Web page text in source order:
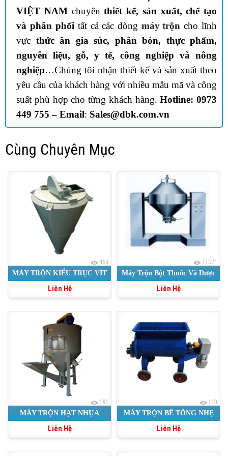
VIỆT NAMchuyênthiết kế, sản xuất, chế tạo
và phân phối tất cả các dòngmáy trộn cho lĩnh
vực thức ăn gia súc, phân bón, thực phẩm,
nguyên liệu, gỗ, y tế, công nghiệp và nông
nghiệp…Chúng tôi nhận thiết kế và sản xuất theo
yêu cầu của khách hàng với nhiều mẫu mã và công
suất phù hợp cho từng khách hàng.Hotline: 0973
449 755 – Email: Sales@dbk.com.vn
Cùng Chuyên Mục
459
MÁY TRỘN KIỂU TRỤC VÍT
Liên Hệ
11071
Máy Trộn Bột Thuốc Và Dược
Phẩm
Liên Hệ
181
MÁY TRỘN HẠT NHỰA
Liên Hệ
113
MÁY TRỘN BÊ TÔNG NHẸ
Liên Hệ